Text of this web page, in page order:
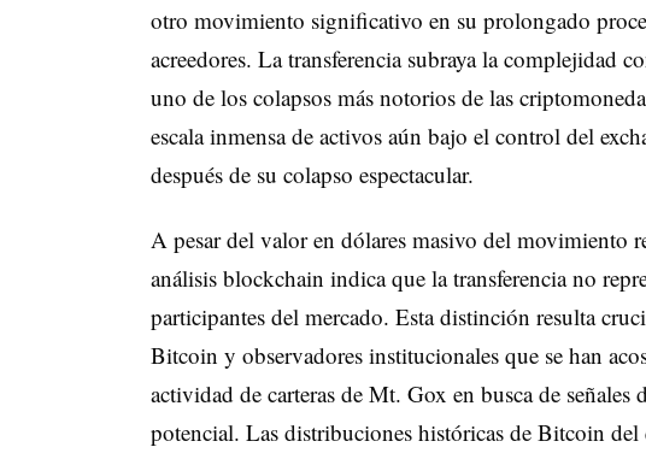
otro movimiento significativo en su prolongado
acreedores. La transferencia subraya la complejidad
uno de los colapsos más notorios de las
escala inmensa de activos aún bajo el control del
después de su colapso espectacular.
A pesar del valor en dólares masivo del movimiento
análisis blockchain indica que la transferencia no
participantes del mercado. Esta distinción resulta
Bitcoin y observadores institucionales que se han
actividad de carteras de Mt. Gox en busca de señales
potencial. Las distribuciones históricas de Bitcoin del